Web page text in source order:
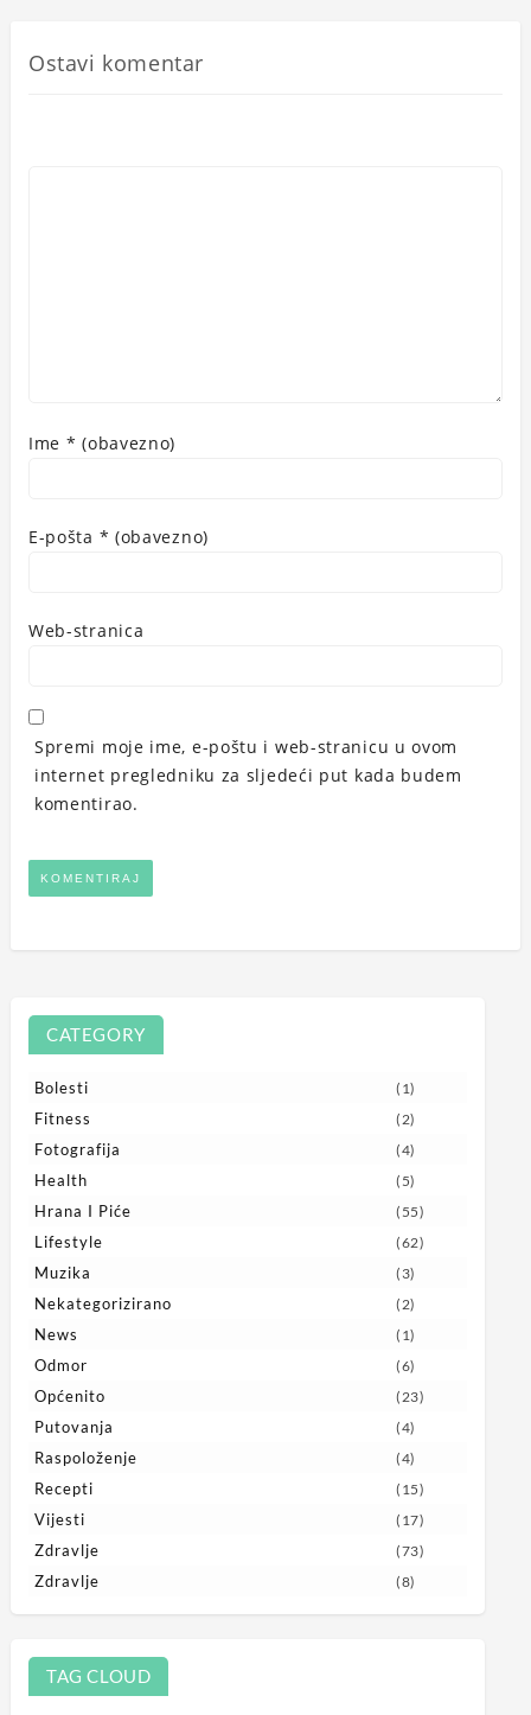
Ostavi komentar
Ime * (obavezno)
E-pošta * (obavezno)
Web-stranica
Spremi moje ime, e-poštu i web-stranicu u ovom
internet pregledniku za sljedeći put kada budem
komentirao.
CATEGORY
Bolesti (1)
Fitness (2)
Fotografija (4)
Health (5)
Hrana I Piće (55)
Lifestyle (62)
Muzika (3)
Nekategorizirano (2)
News (1)
Odmor (6)
Općenito (23)
Putovanja (4)
Raspoloženje (4)
Recepti (15)
Vijesti (17)
Zdravlje (73)
Zdravlje (8)
TAG CLOUD